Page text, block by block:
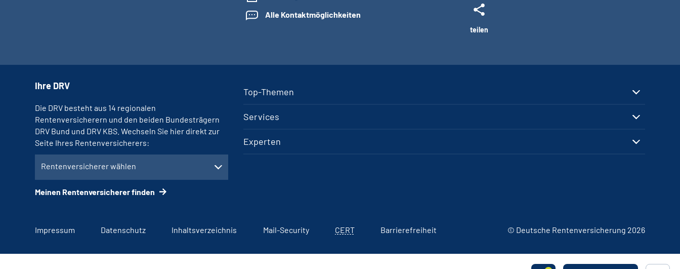
Alle Kontaktmöglichkeiten
teilen
Top-Themen
Services
Experten
Ihre DRV
Die DRV besteht aus 14 regionalen
Rentenversicherern und den beiden Bundesträgern
DRV Bund und DRV KBS. Wechseln Sie hier direkt zur
Seite Ihres Rentenversicherers:
Rentenversicherer wählen
Meinen Rentenversicherer finden
Impressum Datenschutz Inhaltsverzeichnis Mail-Security CERT Barrierefreiheit © Deutsche Rentenversicherung 2026